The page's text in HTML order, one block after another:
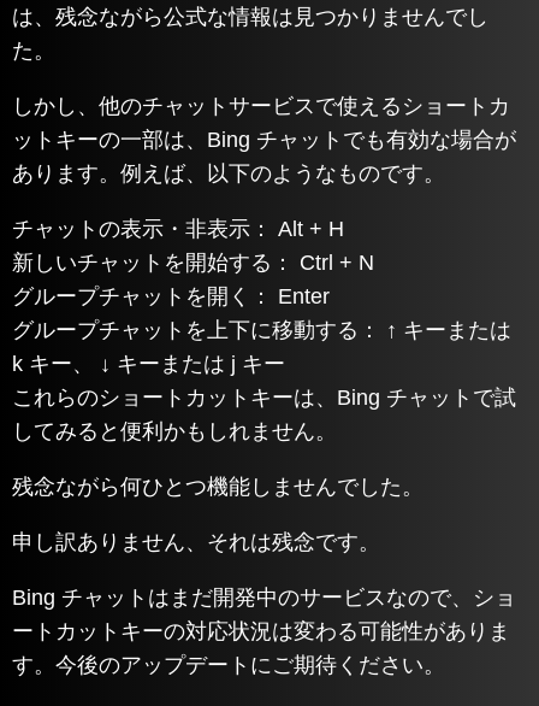
は、残念ながら公式な情報は見つかりませんでし
た。
しかし、他のチャットサービスで使えるショートカ
ットキーの一部は、Bing チャットでも有効な場合が
あります。例えば、以下のようなものです。
チャットの表示・非表示： Alt + H
新しいチャットを開始する： Ctrl + N
グループチャットを開く： Enter
グループチャットを上下に移動する： ↑ キーまたは
k キー、 ↓ キーまたは j キー
これらのショートカットキーは、Bing チャットで試
してみると便利かもしれません。
残念ながら何ひとつ機能しませんでした。
申し訳ありません、それは残念です。
Bing チャットはまだ開発中のサービスなので、ショ
ートカットキーの対応状況は変わる可能性がありま
す。今後のアップデートにご期待ください。